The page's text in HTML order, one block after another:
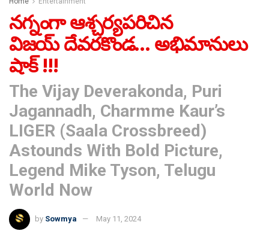
నగ్నంగా ఆశ్చర్యపరిచిన
విజయ్ దేవరకొండ… అభిమానులు
షాక్ !!!
The Vijay Deverakonda, Puri
Jagannadh, Charmme Kaur’s
LIGER (Saala Crossbreed)
Astounds With Bold Picture,
Legend Mike Tyson, Telugu
World Now
by Sowmya May 11, 2024